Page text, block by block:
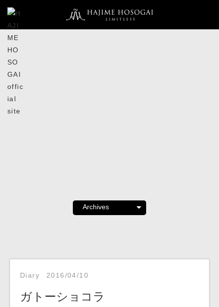
Diary 2016/04/10
ガトーショコラ